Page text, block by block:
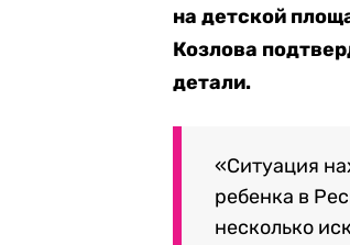
на детской
Козлова
детали.
«Ситуация
ребенка в
несколько